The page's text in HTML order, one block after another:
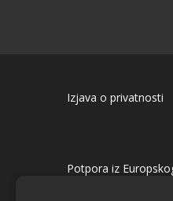
Izjava o privatnosti
Potpora iz